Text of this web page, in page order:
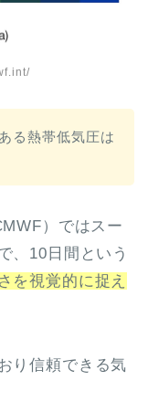
る熱帯低気圧は
）ではスー
、10日間という
を視覚的に捉え
り信頼できる気